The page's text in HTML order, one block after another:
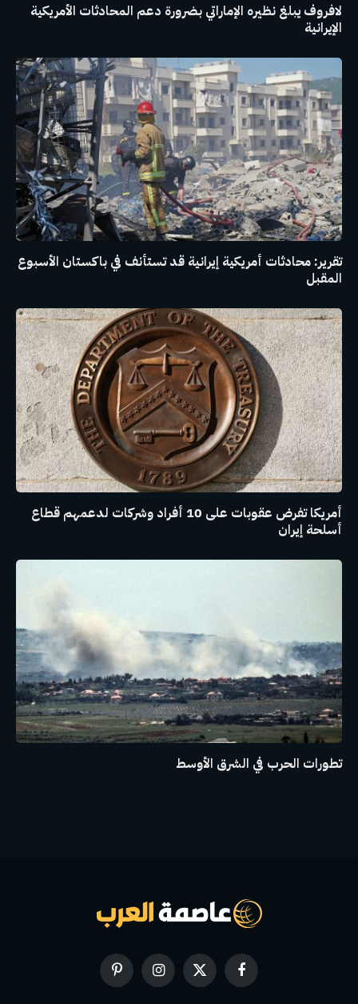
لافروف يبلغ نظيره الإماراتي بضرورة دعم المحادثات الأمريكية
الإيرانية
تقرير: محادثات أمريكية إيرانية قد تستأنف في باكستان الأسبوع
المقبل
أمريكا تفرض عقوبات على 10 أفراد وشركات لدعمهم قطاع
أسلحة إيران
تطورات الحرب في الشرق الأوسط
فيسبوك
X
(Twitter)
الانستغرامبينتيريست